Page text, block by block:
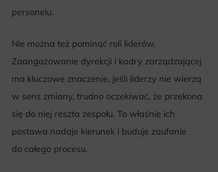
personelu.
Nie można też pominąć roli liderów.
Zaangażowanie dyrekcji i kadry zarządzającej
ma kluczowe znaczenie, jeśli liderzy nie wierzą
w sens zmiany, trudno oczekiwać, że przekona
się do niej reszta zespołu. To właśnie ich
postawa nadaje kierunek i buduje zaufanie
do całego procesu.